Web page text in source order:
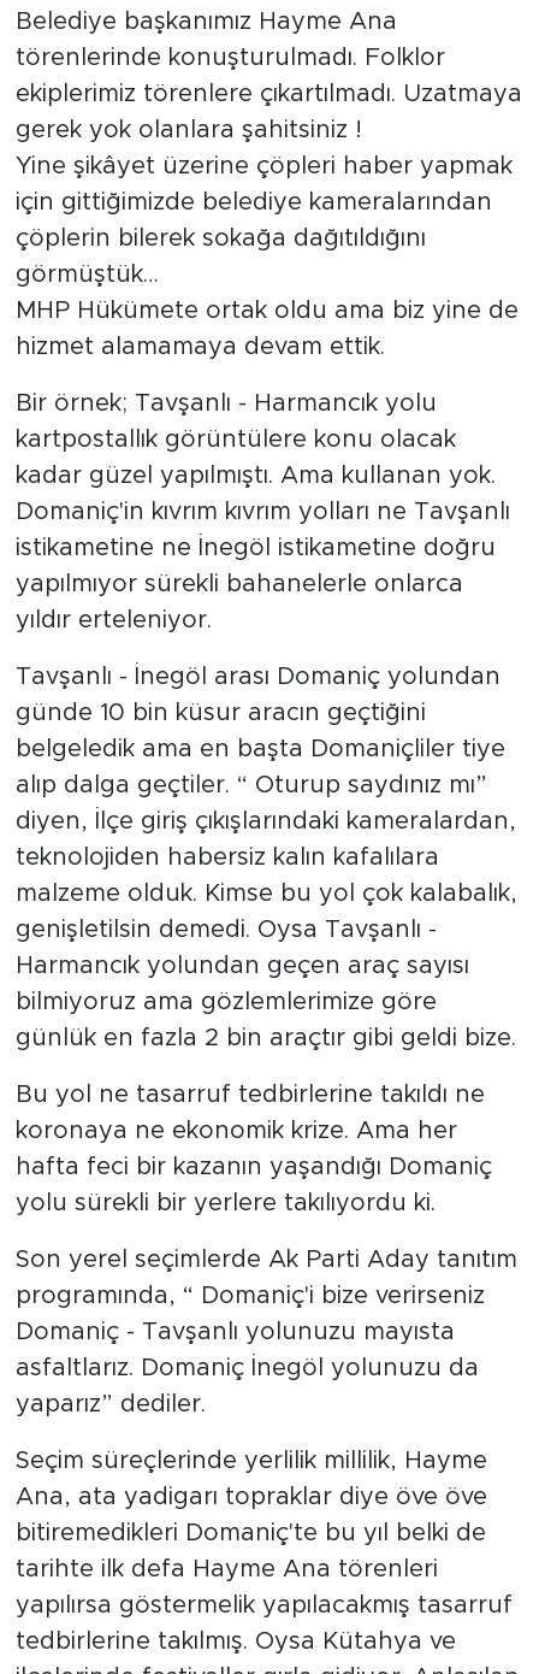
Belediye başkanımız Hayme Ana
törenlerinde konuşturulmadı. Folklor
ekiplerimiz törenlere çıkartılmadı. Uzatmaya
gerek yok olanlara şahitsiniz !
Yine şikâyet üzerine çöpleri haber yapmak
için gittiğimizde belediye kameralarından
çöplerin bilerek sokağa dağıtıldığını
görmüştük…
MHP Hükümete ortak oldu ama biz yine de
hizmet alamamaya devam ettik.
Bir örnek; Tavşanlı - Harmancık yolu
kartpostallık görüntülere konu olacak
kadar güzel yapılmıştı. Ama kullanan yok.
Domaniç'in kıvrım kıvrım yolları ne Tavşanlı
istikametine ne İnegöl istikametine doğru
yapılmıyor sürekli bahanelerle onlarca
yıldır erteleniyor.
Tavşanlı - İnegöl arası Domaniç yolundan
günde 10 bin küsur aracın geçtiğini
belgeledik ama en başta Domaniçliler tiye
alıp dalga geçtiler. “ Oturup saydınız mı”
diyen, İlçe giriş çıkışlarındaki kameralardan,
teknolojiden habersiz kalın kafalılara
malzeme olduk. Kimse bu yol çok kalabalık,
genişletilsin demedi. Oysa Tavşanlı -
Harmancık yolundan geçen araç sayısı
bilmiyoruz ama gözlemlerimize göre
günlük en fazla 2 bin araçtır gibi geldi bize.
Bu yol ne tasarruf tedbirlerine takıldı ne
koronaya ne ekonomik krize. Ama her
hafta feci bir kazanın yaşandığı Domaniç
yolu sürekli bir yerlere takılıyordu ki.
Son yerel seçimlerde Ak Parti Aday tanıtım
programında, “ Domaniç'i bize verirseniz
Domaniç - Tavşanlı yolunuzu mayısta
asfaltlarız. Domaniç İnegöl yolunuzu da
yaparız” dediler.
Seçim süreçlerinde yerlilik millilik, Hayme
Ana, ata yadigarı topraklar diye öve öve
bitiremedikleri Domaniç'te bu yıl belki de
tarihte ilk defa Hayme Ana törenleri
yapılırsa göstermelik yapılacakmış tasarruf
tedbirlerine takılmış. Oysa Kütahya ve